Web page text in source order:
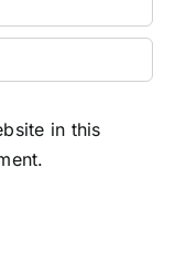
in this